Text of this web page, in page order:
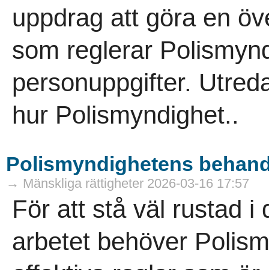
uppdrag att göra en
som reglerar
personuppgifter.
hur Polismyndighet..
Polismyndighetens
→ Mänskliga rättigheter 2026-03-16 17:57
För att stå väl rustad i
arbetet behöver